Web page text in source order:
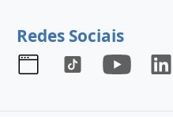
Redes Sociais